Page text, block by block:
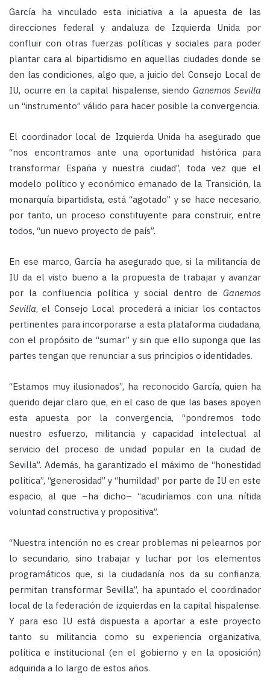
García ha vinculado esta iniciativa a la apuesta de las
direcciones federal y andaluza de Izquierda Unida por
confluir con otras fuerzas políticas y sociales para poder
plantar cara al bipartidismo en aquellas ciudades donde se
den las condiciones, algo que, a juicio del Consejo Local de
IU, ocurre en la capital hispalense, siendo Ganemos Sevilla
un “instrumento” válido para hacer posible la convergencia.
El coordinador local de Izquierda Unida ha asegurado que
“nos encontramos ante una oportunidad histórica para
transformar España y nuestra ciudad”, toda vez que el
modelo político y económico emanado de la Transición, la
monarquía bipartidista, está “agotado” y se hace necesario,
por tanto, un proceso constituyente para construir, entre
todos, “un nuevo proyecto de país”.
En ese marco, García ha asegurado que, si la militancia de
IU da el visto bueno a la propuesta de trabajar y avanzar
por la confluencia política y social dentro de Ganemos
Sevilla, el Consejo Local procederá a iniciar los contactos
pertinentes para incorporarse a esta plataforma ciudadana,
con el propósito de “sumar” y sin que ello suponga que las
partes tengan que renunciar a sus principios o identidades.
“Estamos muy ilusionados”, ha reconocido García, quien ha
querido dejar claro que, en el caso de que las bases apoyen
esta apuesta por la convergencia, “pondremos todo
nuestro esfuerzo, militancia y capacidad intelectual al
servicio del proceso de unidad popular en la ciudad de
Sevilla”. Además, ha garantizado el máximo de “honestidad
política”, “generosidad” y “humildad” por parte de IU en este
espacio, al que –ha dicho– “acudiríamos con una nítida
voluntad constructiva y propositiva”.
“Nuestra intención no es crear problemas ni pelearnos por
lo secundario, sino trabajar y luchar por los elementos
programáticos que, si la ciudadanía nos da su confianza,
permitan transformar Sevilla”, ha apuntado el coordinador
local de la federación de izquierdas en la capital hispalense.
Y para eso IU está dispuesta a aportar a este proyecto
tanto su militancia como su experiencia organizativa,
política e institucional (en el gobierno y en la oposición)
adquirida a lo largo de estos años.